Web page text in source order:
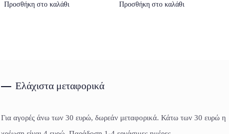
Προσθήκη στο καλάθι Προσθήκη στο καλάθι
Ελάχιστα μεταφορικά
Για αγορές άνω των 30 ευρώ, δωρεάν μεταφορικά. Κάτω των 30 ευρώ η